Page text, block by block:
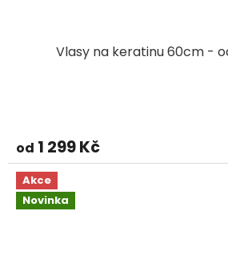
Vlasy na keratinu 60cm -
od 1 299 Kč
Akce
Novinka